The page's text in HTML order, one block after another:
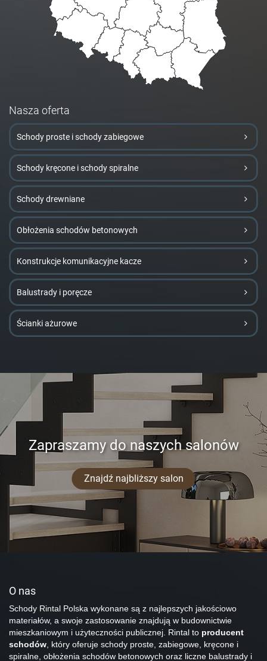
Nasza oferta
Schody proste i schody zabiegowe
Schody kręcone i schody spiralne
Schody drewniane
Obłożenia schodów betonowych
Konstrukcje komunikacyjne kacze
Balustrady i poręcze
Ścianki ażurowe
Zapraszamy do naszych salonów
Znajdź najbliższy salon
O nas
Schody Rintal Polska wykonane są z najlepszych jakościowo
materiałów, a swoje zastosowanie znajdują w budownictwie
mieszkaniowym i użyteczności publicznej. Rintal to producent
schodów, który oferuje schody proste, zabiegowe, kręcone i
spiralne, obłożenia schodów betonowych oraz liczne balustrady i